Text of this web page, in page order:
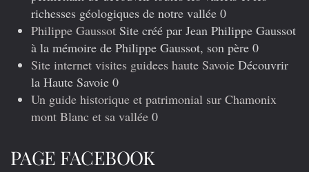
richesses géologiques de notre vallée 0
Philippe Gaussot Site créé par Jean Philippe Gaussot
à la mémoire de Philippe Gaussot, son père 0
Site internet visites guidees haute Savoie Découvrir
la Haute Savoie 0
Un guide historique et patrimonial sur Chamonix
mont Blanc et sa vallée 0
PAGE FACEBOOK